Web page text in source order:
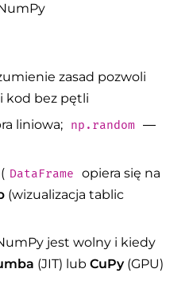
zasad pozwoli
kod bez pętli
liniowa; np.random —
( DataFrame
opiera się na
(wizualizacja tablic
jest wolny i kiedy
(JIT) lubCuPy(GPU)